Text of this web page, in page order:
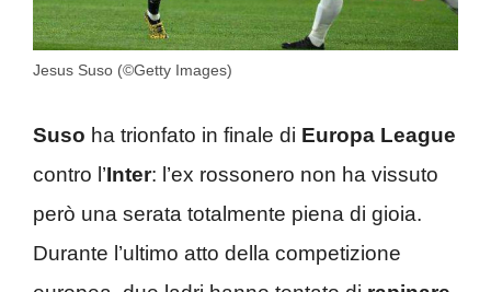
Jesus Suso (©Getty Images)
Suso ha trionfato in finale di Europa League
contro l’Inter: l’ex rossonero non ha vissuto
però una serata totalmente piena di gioia.
Durante l’ultimo atto della competizione